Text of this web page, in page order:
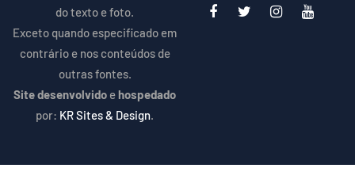
do texto e foto.
Exceto quando especificado em
contrário e nos conteúdos de
outras fontes.
Site desenvolvido ehospedado
por: KR Sites & Design.